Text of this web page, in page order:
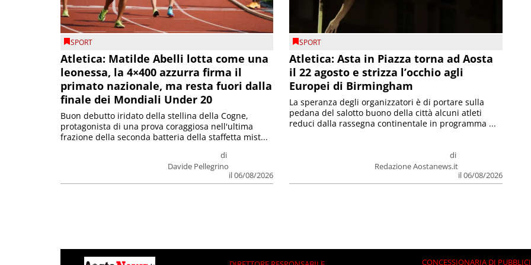
SPORT
Atletica: Matilde Abelli lotta come una
leonessa, la 4×400 azzurra firma il
primato nazionale, ma resta fuori dalla
finale dei Mondiali Under 20
di
Davide Pellegrino
il 06/08/2026
Buon debutto iridato della stellina della Cogne,
protagonista di una prova coraggiosa nell'ultima
frazione della seconda batteria della staffetta mist...
SPORT
Atletica: Asta in Piazza torna ad Aosta
il 22 agosto e strizza l’occhio agli
Europei di Birmingham
di
Redazione Aostanews.it
il 06/08/2026
La speranza degli organizzatori è di portare sulla
pedana del salotto buono della città alcuni atleti
reduci dalla rassegna continentale in programma ...
CONCESSIONARIA DI